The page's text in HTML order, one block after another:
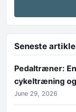
Seneste
Pedaltræner:
cykeltræning
June 29, 2026